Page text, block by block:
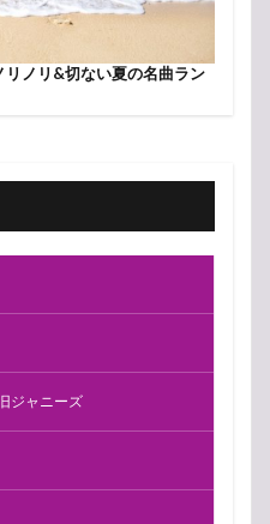
リノリ&切ない夏の名曲ラン
ジャニーズ